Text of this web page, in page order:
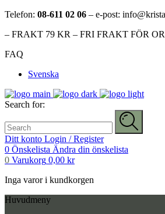
Telefon: 08-611 02 06 – e-post:
– FRAKT 79 KR – FRI FRAKT FÖR
FAQ
Svenska
Search for:
Ditt konto Login / Register
0 Önskelista Ändra din önskelista
0 Varukorg 0,00 kr
Inga varor i kundkorgen
Huvudmeny